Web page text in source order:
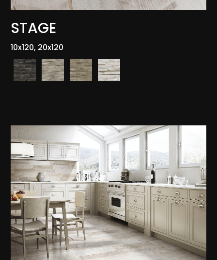
STAGE
10x120, 20x120